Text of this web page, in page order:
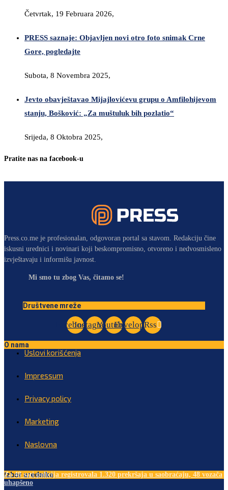
Četvrtak, 19 Februara 2026,
PRESS saznaje: Objavljen novi otro foto snimak Crne
Gore, pogledajte
Subota, 8 Novembra 2025,
Jevto obavještavao Mijajlovićevu grupu o Amfilohijevom
stanju, Bošković: „Za muštuluk bih pozlatio“
Srijeda, 8 Oktobra 2025,
Pratite nas na facebook-u
Press.co.me je profesionalan, odgovoran portal sa stavom. Redakciju čine
iskusni urednici i novinari koji beskompromisno, otvoreno i nedvosmisleno
izvještavaju i informišu javnost.
Mi smo tu zbog Vas, čitamo se!
Društvene mreže
Facebook
InstagramYoutubeEnvelopeRss
O nama
Uslovi korišćenja
Impressum
Privacy policy
Marketing
Naslovna
Izbor urednika
Za 48 sati policija registrovala 1.320 prekršaja u saobraćaju, 48 vozača
uhapšeno